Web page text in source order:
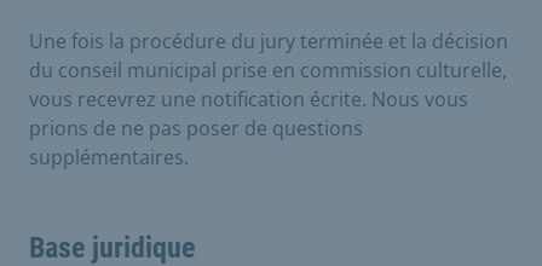
Une fois la procédure du jury terminée et la décision
du conseil municipal prise en commission culturelle,
vous recevrez une notification écrite. Nous vous
prions de ne pas poser de questions
supplémentaires.
Base juridique